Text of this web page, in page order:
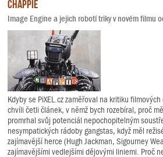
Chappie
Image Engine a jejich robotí triky v novém filmu
Kdyby se PiXEL.cz zaměřoval na kritiku
chvíli četli článek, v němž bych rozebíral, proč
promrhal svůj potenciál nepochopitelným
nesympatických rádoby gangstas, když měl
zajímavější herce (Hugh Jackman, Sigourney
zajímavějšími vedlejšími dějovými liniemi. Proč